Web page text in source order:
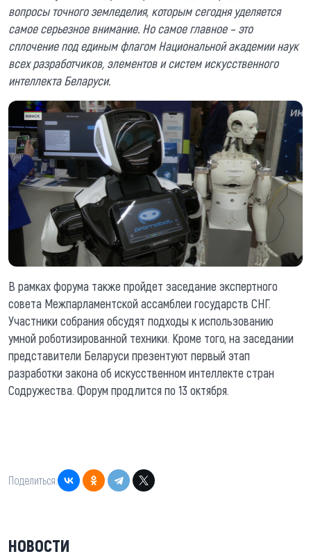
вопросы точного земледелия, которым сегодня уделяется
самое серьезное внимание. Но самое главное – это
сплочение под единым флагом Национальной академии наук
всех разработчиков, элементов и систем искусственного
интеллекта Беларуси.
В рамках форума также пройдет заседание экспертного
совета Межпарламентской ассамблеи государств СНГ.
Участники собрания обсудят подходы к использованию
умной роботизированной техники. Кроме того, на заседании
представители Беларуси презентуют первый этап
разработки закона об искусственном интеллекте стран
Содружества. Форум продлится по 13 октября.
Поделиться:
НОВОСТИ